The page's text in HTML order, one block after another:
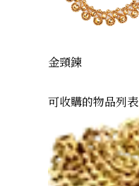
金頸鍊
可收購的物品列表